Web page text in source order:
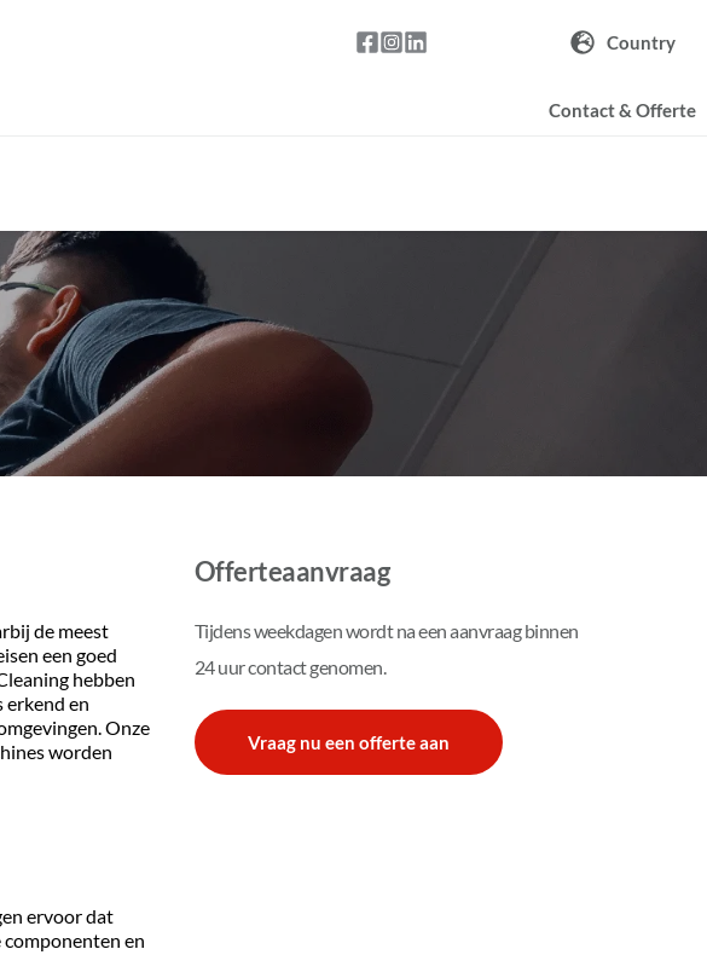
Country
Contact & Offerte
de meest
een goed
hebben
erkend en
Onze
worden
ervoor dat
en
Offerteaanvraag
Tijdens weekdagen wordt na een aanvraag binnen
24 uur contact genomen.
Vraag nu een offerte aan